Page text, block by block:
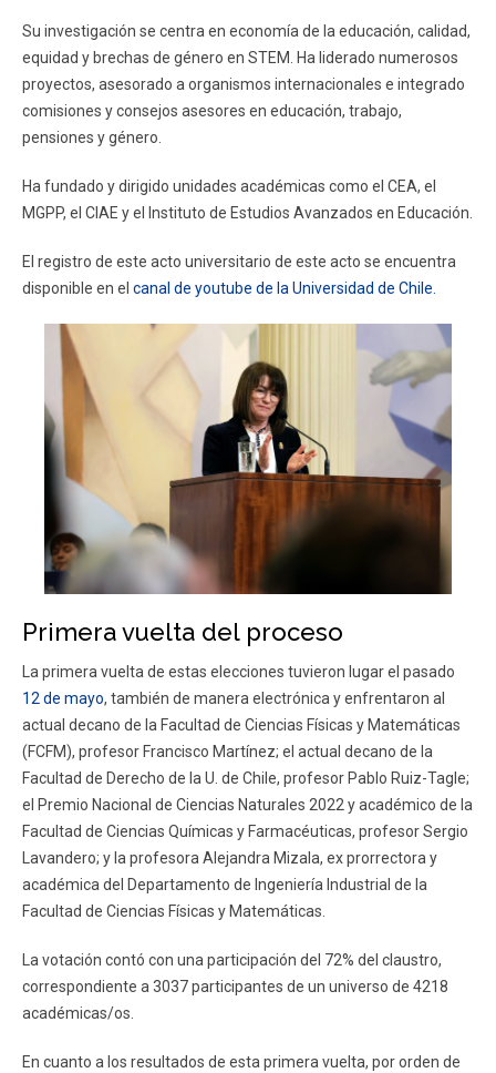
Su investigación se centra en economía de la educación, calidad,
equidad y brechas de género en STEM. Ha liderado numerosos
proyectos, asesorado a organismos internacionales e integrado
comisiones y consejos asesores en educación, trabajo,
pensiones y género.
Ha fundado y dirigido unidades académicas como el CEA, el
MGPP, el CIAE y el Instituto de Estudios Avanzados en Educación.
El registro de este acto universitario de este acto se encuentra
disponible en el canal de youtube de la Universidad de Chile.
Primera vuelta del proceso
La primera vuelta de estas elecciones tuvieron lugar el pasado
12 de mayo, también de manera electrónica y enfrentaron al
actual decano de la Facultad de Ciencias Físicas y Matemáticas
(FCFM), profesor Francisco Martínez; el actual decano de la
Facultad de Derecho de la U. de Chile, profesor Pablo Ruiz-Tagle;
el Premio Nacional de Ciencias Naturales 2022 y académico de la
Facultad de Ciencias Químicas y Farmacéuticas, profesor Sergio
Lavandero; y la profesora Alejandra Mizala, ex prorrectora y
académica del Departamento de Ingeniería Industrial de la
Facultad de Ciencias Físicas y Matemáticas.
La votación contó con una participación del 72% del claustro,
correspondiente a 3037 participantes de un universo de 4218
académicas/os.
En cuanto a los resultados de esta primera vuelta, por orden de